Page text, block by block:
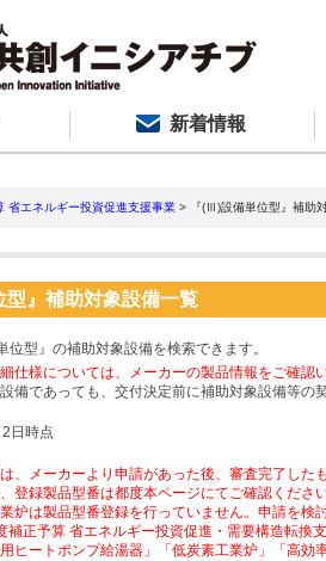
新着情報
省エネルギー投資促進支援事業 > 『(Ⅲ)設備単位型』補助
型』補助対象設備一覧
位型』の補助対象設備を検索できます。
仕様については、メーカーの製品情報をご確認
備であっても、交付決定前に補助対象設備等の
日時点
、メーカーより申請があった後、審査完了した
登録製品型番は都度本ページにてご確認くださ
炉は製品型番登録を行っていません。申請を検
正予算 省エネルギー投資促進・需要構造転換
ヒートポンプ給湯器」「低炭素工業炉」「高